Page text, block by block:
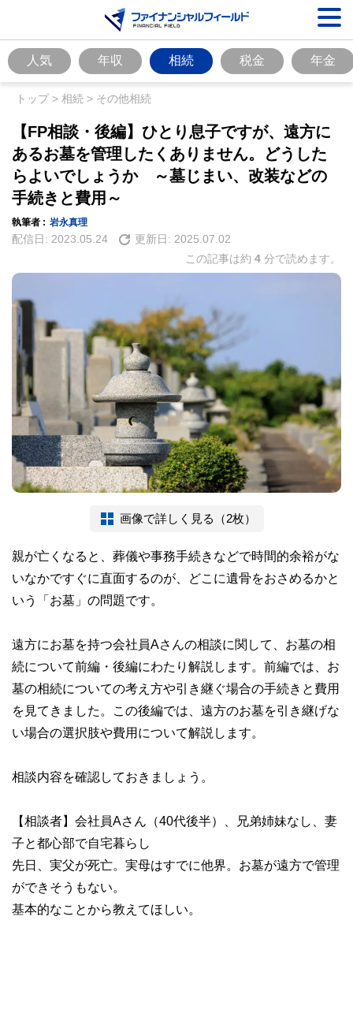
人気 年収 相続 税金 年金
トップ> 相続 > その他相続
【FP相談・後編】ひとり息子ですが、遠方に
あるお墓を管理したくありません。どうした
らよいでしょうか ～墓じまい、改装などの
手続きと費用～
執筆者 : 岩永真理
配信日: 2023.05.24 更新日: 2025.07.02
この記事は約 4 分で読めます。
画像で詳しく見る（2枚）
親が亡くなると、葬儀や事務手続きなどで時間的余裕がな
いなかですぐに直面するのが、どこに遺骨をおさめるかと
いう「お墓」の問題です。
遠方にお墓を持つ会社員Aさんの相談に関して、お墓の相
続について前編・後編にわたり解説します。前編では、お
墓の相続についての考え方や引き継ぐ場合の手続きと費用
を見てきました。この後編では、遠方のお墓を引き継げな
い場合の選択肢や費用について解説します。
相談内容を確認しておきましょう。
【相談者】会社員Aさん（40代後半）、兄弟姉妹なし、妻
子と都心部で自宅暮らし
先日、実父が死亡。実母はすでに他界。お墓が遠方で管理
ができそうもない。
基本的なことから教えてほしい。